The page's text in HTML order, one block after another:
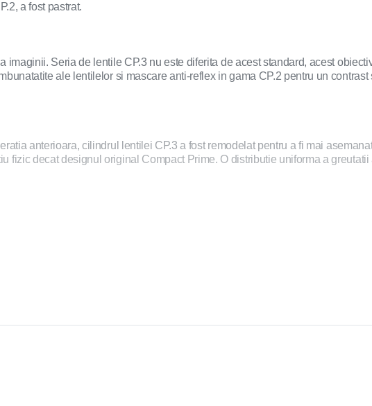
a fost pastrat.
imaginii. Seria de lentile CP.3 nu este diferita de acest standard, acest
ale lentilelor si mascare anti-reflex in gama CP.2 pentru un
anterioara, cilindrul lentilei CP.3 a fost remodelat pentru a fi mai
fizic decat designul original Compact Prime. O distributie uniforma a